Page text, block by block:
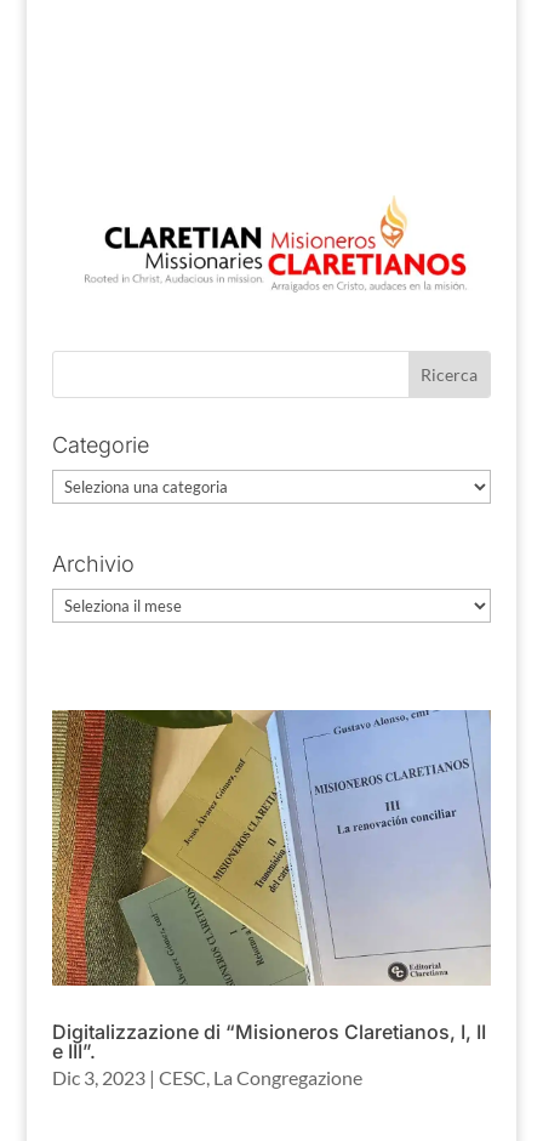
Categorie
Categorie
Archivio
Archivio
Digitalizzazione di “Misioneros Claretianos, I, II
e III”.
Dic 3, 2023| CESC La Congregazione